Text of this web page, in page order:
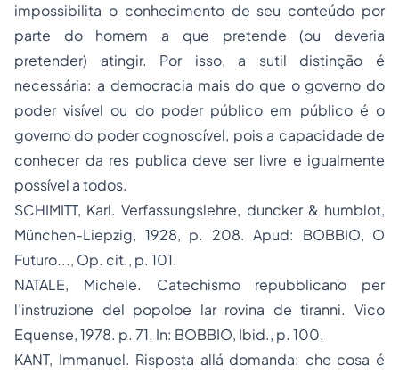
impossibilita o conhecimento de seu conteúdo por
parte do homem a que pretende (ou deveria
pretender) atingir. Por isso, a sutil distinção é
necessária: a democracia mais do que o governo do
poder visível ou do poder público em público é o
governo do poder cognoscível, pois a capacidade de
conhecer da res publica deve ser livre e igualmente
possível a todos.
SCHIMITT, Karl.Verfassungslehre, duncker & humblot,
München-Liepzig, 1928, p. 208. Apud: BOBBIO, O
Futuro..., Op. cit., p. 101.
NATALE, Michele. Catechismo repubblicano per
l’instruzione del popoloe lar rovina de tiranni. Vico
Equense, 1978. p. 71. In: BOBBIO, Ibid., p. 100.
KANT, Immanuel. Risposta allá domanda: che cosa é